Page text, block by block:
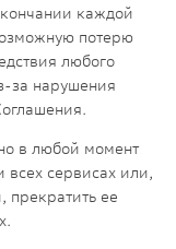
каждой
потерю
любого
за нарушения
в любой момент
всех сервисах или,
прекратить ее